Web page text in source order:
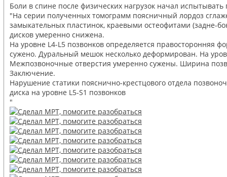
Боли в спине после физических нагрузок начал
"На серии полученных томограмм поясничный лордоз
замыкательных пластинок, краевыми остеофитами (задне-
дисков умеренно снижена.
На уровне L4-L5 позвонков определяется
сужено. Дуральный мешок несколько деформирован. На
Межпозвоночные отверстия умеренно сужены. Ширина
Заключение.
Нарушение статики пояснично-крестцового отдела
диска на уровне L5-S1 позвонков
"